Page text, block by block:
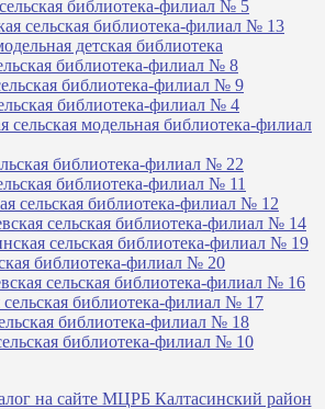
библиотека-филиал № 5
сельская библиотека-филиал № 13
детская библиотека
библиотека-филиал № 8
библиотека-филиал № 9
библиотека-филиал № 4
сельская модельная библиотека-филиал
библиотека-филиал № 22
библиотека-филиал № 11
сельская библиотека-филиал № 12
сельская библиотека-филиал № 14
сельская библиотека-филиал № 19
библиотека-филиал № 20
сельская библиотека-филиал № 16
библиотека-филиал № 17
библиотека-филиал № 18
библиотека-филиал № 10